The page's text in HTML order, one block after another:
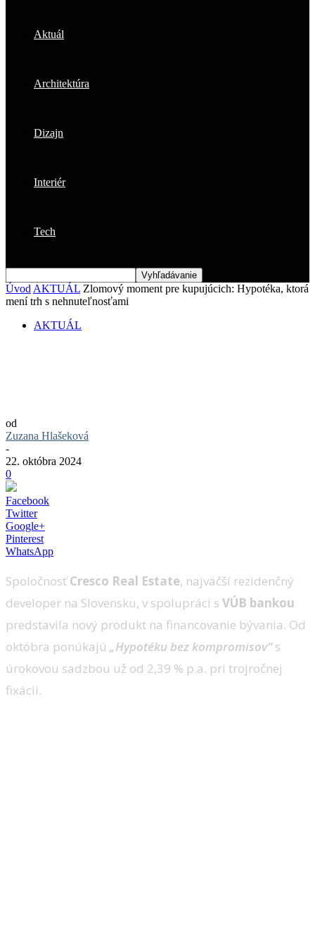
Aktuál
Architektúra
Dizajn
Interiér
Tech
Úvod AKTUÁL Zlomový moment pre kupujúcich: Hypotéka, ktorá
mení trh s nehnuteľnosťami
AKTUÁL
od
Zuzana Hlašeková
-
22. októbra 2024
0
Facebook
Twitter
Google+
Pinterest
WhatsApp
SpoločnosťCresco Real Estate, najväčší rezidenčný
developer na Slovensku, v spolupráci s VÚB bankou
predstavila nový produkt na financovanie bývania. Od
októbra ponúkajú „Hypotéku bez kompromisov“s
úrokovou sadzbou už od 2,39 % p.a. pri trojročnej
fixácii.